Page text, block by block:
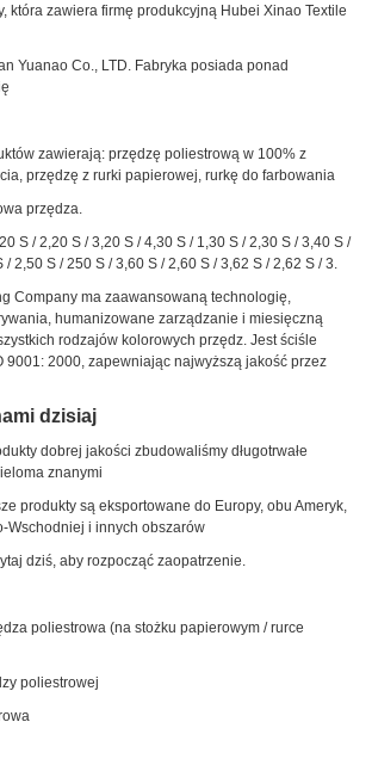
która zawiera firmę produkcyjną Hubei Xinao Textile
Yuanao Co., LTD. Fabryka posiada ponad
zawierają: przędzę poliestrową w 100% z
przędzę z rurki papierowej, rurkę do farbowania
przędza.
S / 2,20 S / 3,20 S / 4,30 S / 1,30 S / 2,30 S / 3,40 S /
/ 2,50 S / 250 S / 3,60 S / 2,60 S / 3,62 S / 2,62 S / 3.
Company ma zaawansowaną technologię,
humanizowane zarządzanie i miesięczną
rodzajów kolorowych przędz. Jest ściśle
9001: 2000, zapewniając najwyższą jakość przez
dzisiaj
dobrej jakości zbudowaliśmy długotrwałe
znanymi
produkty są eksportowane do Europy, obu Ameryk,
Wschodniej i innych obszarów
dziś, aby rozpocząć zaopatrzenie.
poliestrowa (na stożku papierowym / rurce
poliestrowej